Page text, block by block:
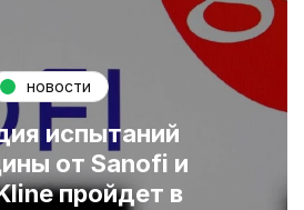
новости
испытаний
от Sanofi и
пройдет в